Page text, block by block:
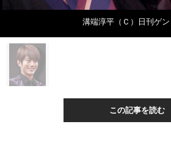
溝端淳平（Ｃ）日刊ゲン
この記事を読む